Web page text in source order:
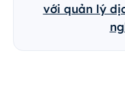
với quản lý